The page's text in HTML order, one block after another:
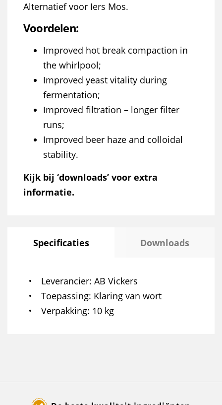
Alternatief voor Iers Mos.
Voordelen:
Improved hot break compaction in
the whirlpool;
Improved yeast vitality during
fermentation;
Improved filtration – longer filter
runs;
Improved beer haze and colloidal
stability.
Kijk bij ‘downloads’ voor extra
informatie.
Specificaties Downloads
Leverancier AB Vickers
Toepassing Klaring van wort
Verpakking 10 kg